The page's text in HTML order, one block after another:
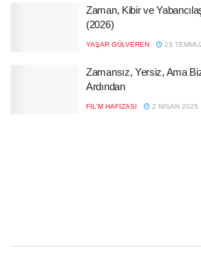
Zaman, Kibir ve
(2026)
YAŞAR GÜLVEREN 23
Zamansız, Yersiz, Ama
Ardından
FIL'M HAFIZASI 2 NISAN 2025